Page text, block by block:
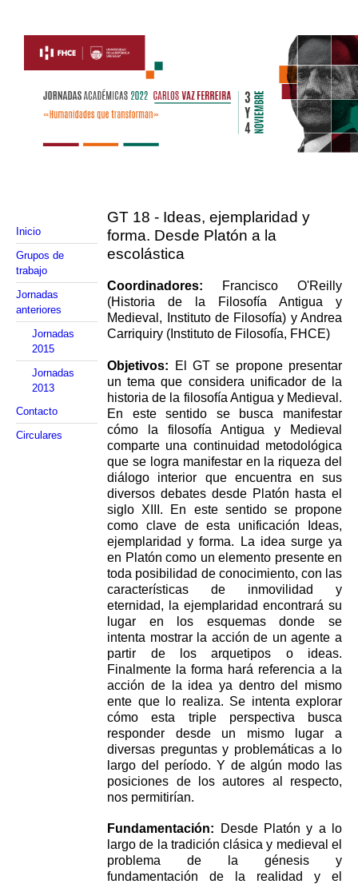
Inicio
Grupos de
trabajo
Jornadas
anteriores
Jornadas
2015
Jornadas
2013
Contacto
Circulares
GT 18 - Ideas, ejemplaridad y
forma. Desde Platón a la
escolástica
Coordinadores: Francisco O'Reilly
(Historia de la Filosofía Antigua y
Medieval, Instituto de Filosofía) y Andrea
Carriquiry (Instituto de Filosofía, FHCE)
Objetivos: El GT se propone presentar
un tema que considera unificador de la
historia de la filosofía Antigua y Medieval.
En este sentido se busca manifestar
cómo la filosofía Antigua y
Medieval
comparte una continuidad metodológica
que se logra manifestar en la riqueza del
diálogo interior que encuentra en sus
diversos debates desde Platón hasta el
siglo XIII. En este sentido se propone
como clave de esta unificación Ideas,
ejemplaridad y forma. La idea surge ya
en Platóncomo un elemento presente en
toda posibilidad de conocimiento, con las
características de inmovilidad y
eternidad, la ejemplaridad encontrará su
lugar en los esquemas donde se
intenta mostrar la acción de un agente a
partir de los arquetipos o ideas.
Finalmente la forma hará referencia a la
acción de la idea ya dentro del mismo
ente que lo realiza. Se intenta explorar
cómoesta triple perspectiva busca
responder desde un mismo lugar a
diversas preguntas y problemáticas a
lo
largo del período. Y de algún modo las
posiciones de los autores al respecto,
nos permitirían.
Fundamentación: Desde Platón y a lo
largo de la tradición clásica y medieval el
problema de lagénesis y
fundamentación de la realidad y el